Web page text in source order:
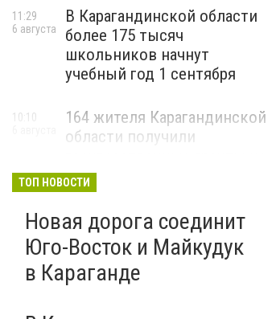
В Карагандинской области
более 175 тысяч
школьников начнут
учебный год 1 сентября
11:29
6 августа
164 жителя Карагандинской
области получили
бизнес
10:10
ТОП НОВОСТИ
Новая дорога соединит
Юго-Восток и Майкудук
в Караганде